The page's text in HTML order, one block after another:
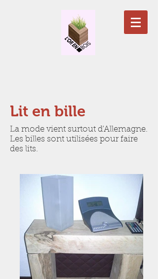
Lit en bille
La mode vient surtout d'Allemagne.
Les billes sont utilisées pour faire
des lits.